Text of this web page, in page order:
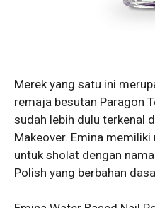
Merek yang satu ini
remaja besutan Paragon
sudah lebih dulu terkenal
Makeover. Emina
untuk sholat dengan
Polish yang berbahan